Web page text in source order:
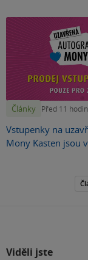
Články Před 11
Vstupenky na
Mony Kasten jsou
Viděli jste